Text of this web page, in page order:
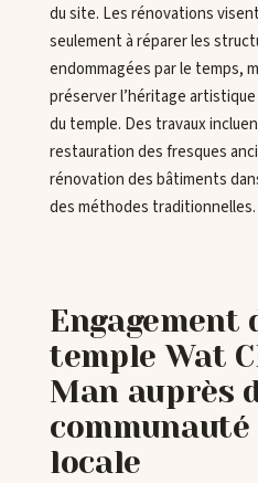
du site. Les rénovations
seulement à réparer les
endommagées par le temps,
préserver l’héritage
du temple. Des travaux
restauration des fresques
rénovation des bâtiments
des méthodes traditionnelles.
Engagement
temple Wat
Man auprès
communauté
locale